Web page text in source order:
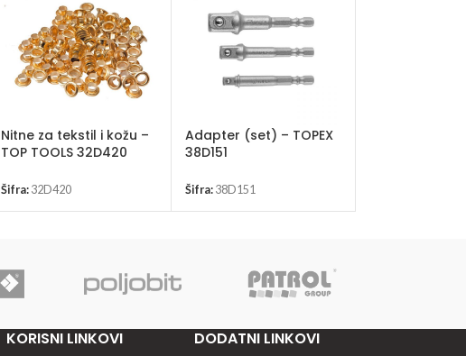
Nitne za tekstil i kožu –
TOP TOOLS 32D420
Šifra: 32D420
Adapter (set) – TOPEX
38D151
Šifra: 38D151
KORISNI LINKOVI DODATNI LINKOVI